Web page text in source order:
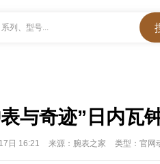
列、型号...
与奇迹”日内瓦
日 16:21 来源：腕表之家 类型：官网